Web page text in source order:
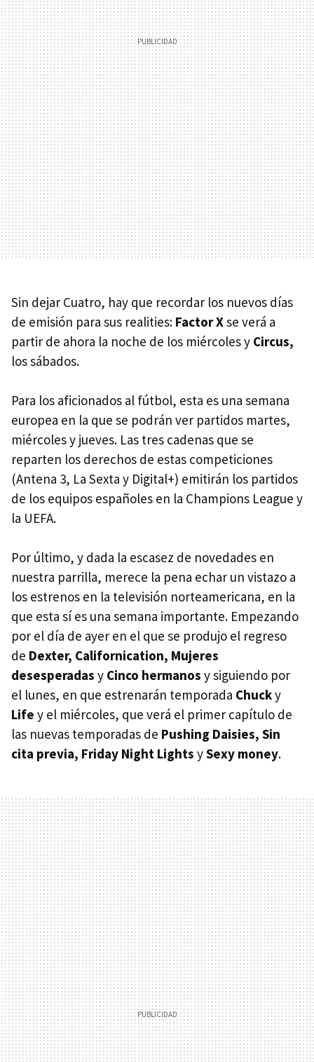
Sin dejar Cuatro, hay que recordar los nuevos días
de emisión para sus realities: Factor Xse verá a
partir de ahora la noche de los miércoles y Circus,
los sábados.
Para los aficionados al fútbol, esta es una semana
europea en la que se podrán ver partidos martes,
miércoles y jueves. Las tres cadenas que se
reparten los derechos de estas competiciones
(Antena 3, La Sexta y Digital+) emitirán los partidos
de los equipos españoles en la Champions League y
la UEFA.
Por último, y dada la escasez de novedades en
nuestra parrilla, merece la pena echar un vistazo a
los estrenos en la televisión norteamericana, en la
que esta sí es una semana importante. Empezando
por el día de ayer en el que se produjo el regreso
de Dexter, Californication, Mujeres
desesperadas y Cinco hermanos y siguiendo por
el lunes, en que estrenarán temporada Chucky
Life y el miércoles, que verá el primer capítulo de
las nuevas temporadas de Pushing Daisies, Sin
cita previa, Friday Night Lights ySexy money.